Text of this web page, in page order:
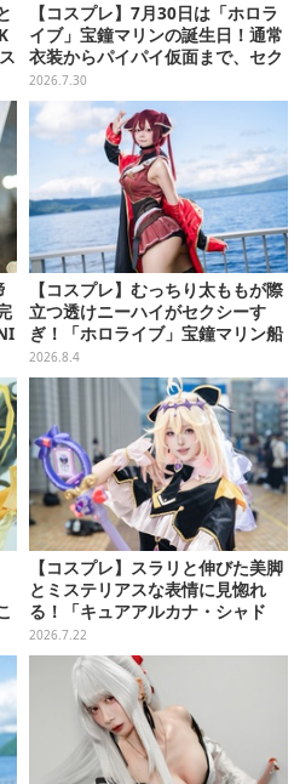
【コスプレ】7月30日は「ホロラ
イブ」宝鐘マリンの誕生日！通常
衣装からパイパイ仮面まで、セク
シーで可愛い美女レイヤーまとめ
【写真42枚】
2026.7.30
【コスプレ】むっちり太ももが際
立つ透けニーハイがセクシーす
ぎ！「ホロライブ」宝鐘マリン船
長が反則級の可愛いへそ出し姿で
魅せる【写真8枚】
2026.8.4
【コスプレ】スラリと伸びた美脚
とミステリアスな表情に見惚れ
る！「キュアアルカナ・シャド
ウ」のふわりと広がるスカートも
再現度高い【8枚】
2026.7.22